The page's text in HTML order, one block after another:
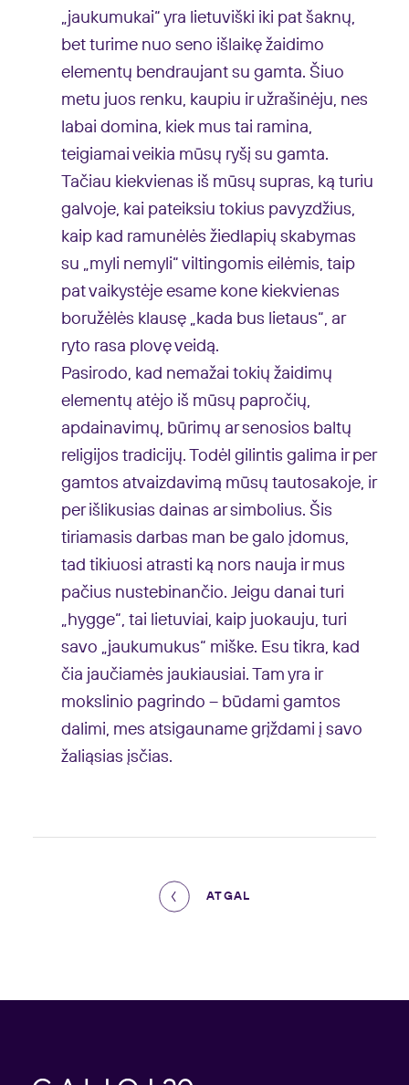
„jaukumukai“ yra lietuviški iki pat šaknų,
bet turime nuo seno išlaikę žaidimo
elementų bendraujant su gamta. Šiuo
metu juos renku, kaupiu ir užrašinėju, nes
labai domina, kiek mus tai ramina,
teigiamai veikia mūsų ryšį su gamta.
Tačiau kiekvienas iš mūsų supras, ką turiu
galvoje, kai pateiksiu tokius pavyzdžius,
kaip kad ramunėlės žiedlapių skabymas
su „myli nemyli“ viltingomis eilėmis, taip
pat vaikystėje esame kone kiekvienas
boružėlės klausę „kada bus lietaus“, ar
ryto rasa plovę veidą.
Pasirodo, kad nemažai tokių žaidimų
elementų atėjo iš mūsų papročių,
apdainavimų, būrimų ar senosios baltų
religijos tradicijų. Todėl gilintis galima ir per
gamtos atvaizdavimą mūsų tautosakoje, ir
per išlikusias dainas ar simbolius. Šis
tiriamasis darbas man be galo įdomus,
tad tikiuosi atrasti ką nors nauja ir mus
pačius nustebinančio. Jeigu danai turi
„hygge“, tai lietuviai, kaip juokauju, turi
savo „jaukumukus“ miške. Esu tikra, kad
čia jaučiamės jaukiausiai. Tam yra ir
mokslinio pagrindo – būdami gamtos
dalimi, mes atsigauname grįždami į savo
žaliąsias įsčias.
ATGAL